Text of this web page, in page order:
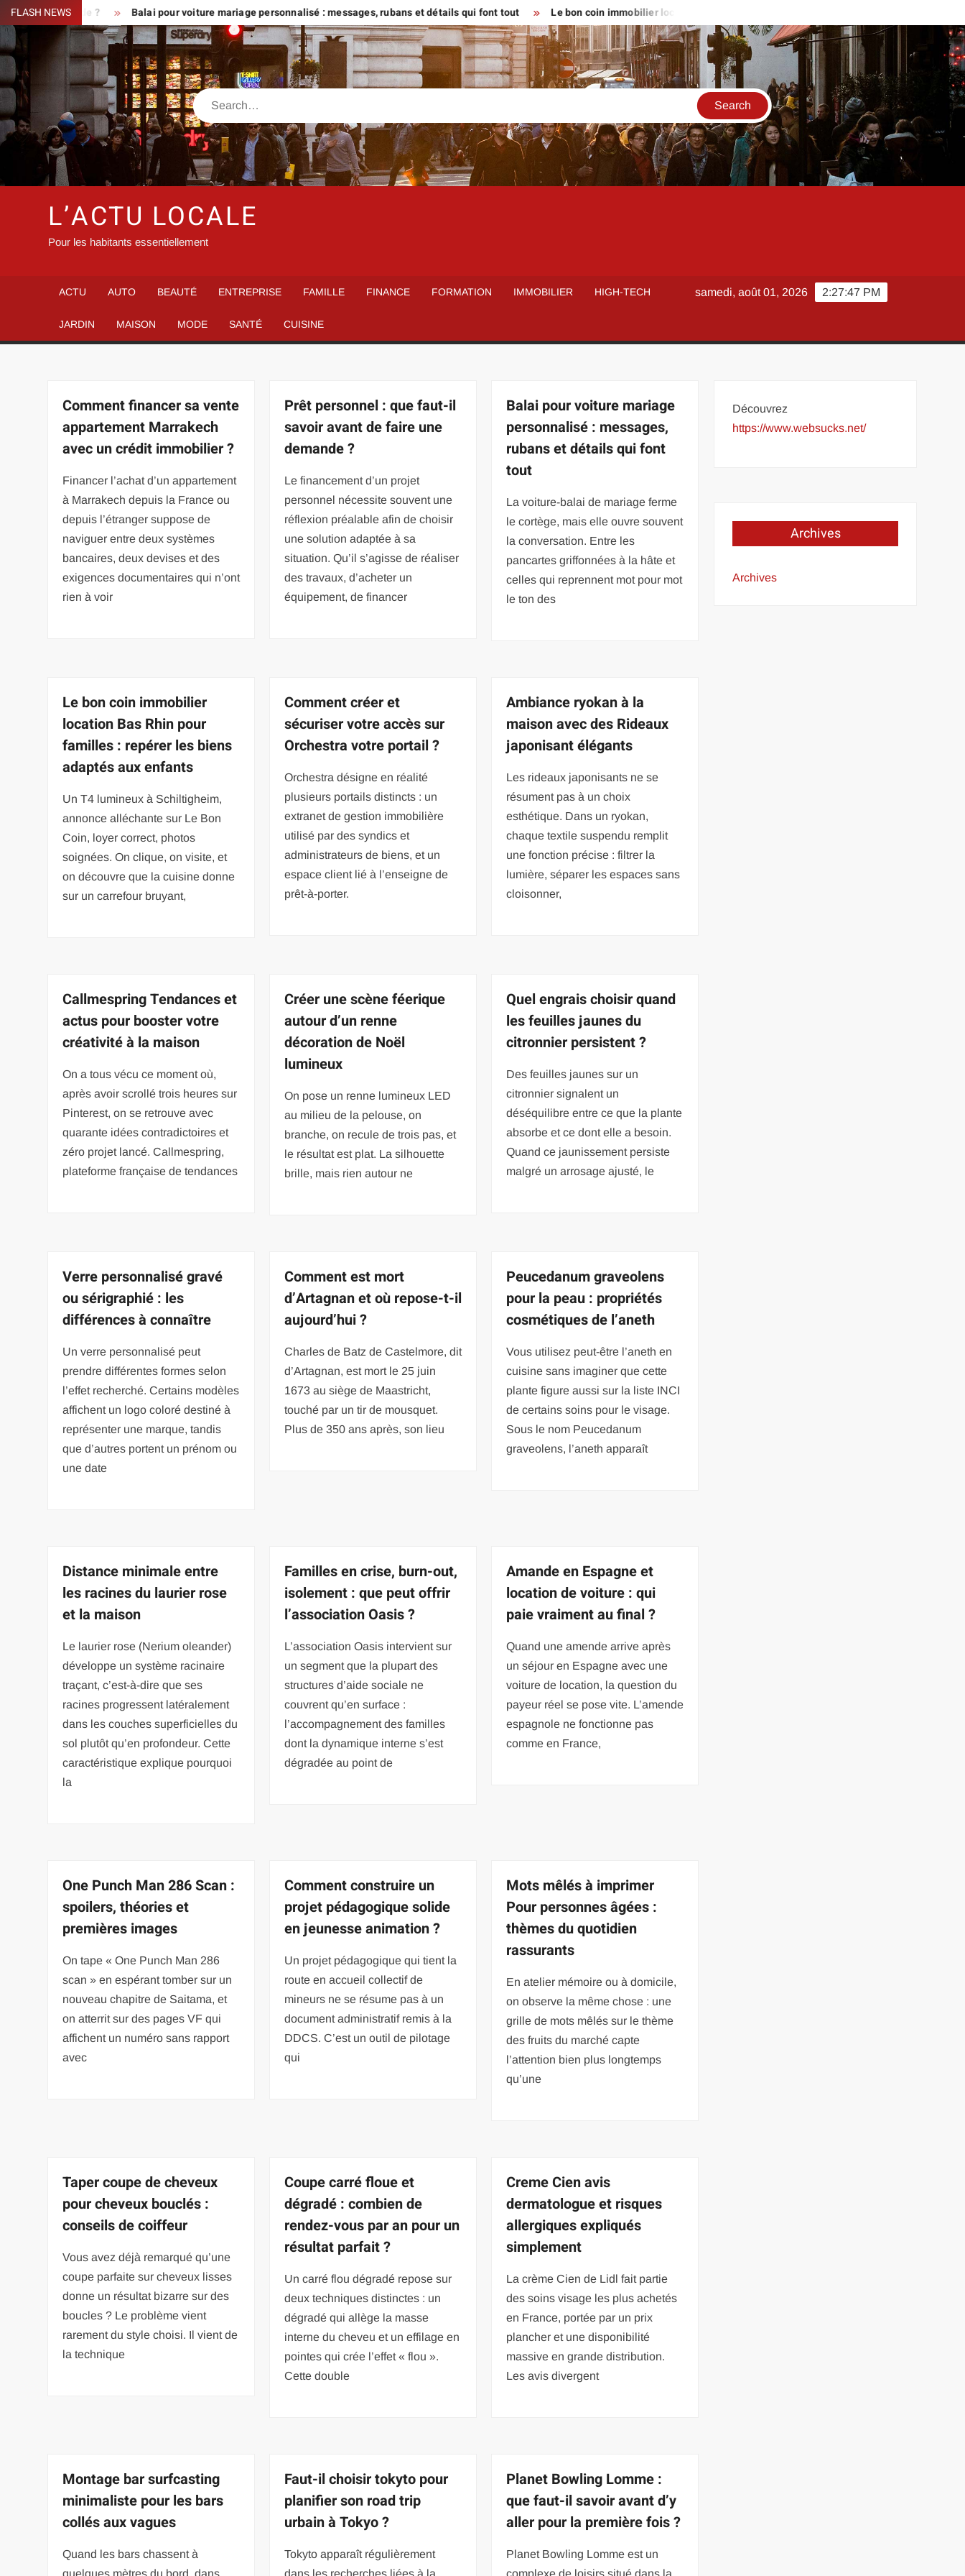
Skip
to
content
FLASH NEWS
demande ? Balai pour voiture mariage personnalisé : messages, rubans et détails qui font tout Le bon coin immobilier location Bas Rhin pour familles : repérer les biens adaptés aux enfants
Search
L’ACTU LOCALE
Pour les habitants essentiellement
ACTU AUTO BEAUTÉ ENTREPRISE FAMILLE FINANCE FORMATION IMMOBILIER HIGH-TECH
JARDIN MAISON MODE SANTÉ CUISINE
2:27:48 PM
samedi, août 01, 2026
Comment financer sa vente
appartement Marrakech
avec un crédit immobilier ?
Financer l’achat d’un appartement
à Marrakech depuis la France ou
depuis l’étranger suppose de
naviguer entre deux systèmes
bancaires, deux devises et des
exigences documentaires qui n’ont
rien à voir
Prêt personnel : que faut-il
savoir avant de faire une
demande ?
Le financement d’un projet
personnel nécessite souvent une
réflexion préalable afin de choisir
une solution adaptée à sa
situation. Qu’il s’agisse de réaliser
des travaux, d’acheter un
équipement, de financer
Balai pour voiture mariage
personnalisé : messages,
rubans et détails qui font
tout
La voiture-balai de mariage ferme
le cortège, mais elle ouvre souvent
la conversation. Entre les
pancartes griffonnées à la hâte et
celles qui reprennent mot pour mot
le ton des
Le bon coin immobilier
location Bas Rhin pour
familles : repérer les biens
adaptés aux enfants
Un T4 lumineux à Schiltigheim,
annonce alléchante sur Le Bon
Coin, loyer correct, photos
soignées. On clique, on visite, et
on découvre que la cuisine donne
sur un carrefour bruyant,
Comment créer et
sécuriser votre accès sur
Orchestra votre portail ?
Orchestra désigne en réalité
plusieurs portails distincts : un
extranet de gestion immobilière
utilisé par des syndics et
administrateurs de biens, et un
espace client lié à l’enseigne de
prêt-à-porter.
Ambiance ryokan à la
maison avec des Rideaux
japonisant élégants
Les rideaux japonisants ne se
résument pas à un choix
esthétique. Dans un ryokan,
chaque textile suspendu remplit
une fonction précise : filtrer la
lumière, séparer les espaces sans
cloisonner,
Callmespring Tendances et
actus pour booster votre
créativité à la maison
On a tous vécu ce moment où,
après avoir scrollé trois heures sur
Pinterest, on se retrouve avec
quarante idées contradictoires et
zéro projet lancé. Callmespring,
plateforme française de tendances
Créer une scène féerique
autour d’un renne
décoration de Noël
lumineux
On pose un renne lumineux LED
au milieu de la pelouse, on
branche, on recule de trois pas, et
le résultat est plat. La silhouette
brille, mais rien autour ne
Quel engrais choisir quand
les feuilles jaunes du
citronnier persistent ?
Des feuilles jaunes sur un
citronnier signalent un
déséquilibre entre ce que la plante
absorbe et ce dont elle a besoin.
Quand ce jaunissement persiste
malgré un arrosage ajusté, le
Verre personnalisé gravé
ou sérigraphié : les
différences à connaître
Un verre personnalisé peut
prendre différentes formes selon
l’effet recherché. Certains modèles
affichent un logo coloré destiné à
représenter une marque, tandis
que d’autres portent un prénom ou
une date
Comment est mort
d’Artagnan et où repose-t-il
aujourd’hui ?
Charles de Batz de Castelmore, dit
d’Artagnan, est mort le 25 juin
1673 au siège de Maastricht,
touché par un tir de mousquet.
Plus de 350 ans après, son lieu
Peucedanum graveolens
pour la peau : propriétés
cosmétiques de l’aneth
Vous utilisez peut-être l’aneth en
cuisine sans imaginer que cette
plante figure aussi sur la liste INCI
de certains soins pour le visage.
Sous le nom Peucedanum
graveolens, l’aneth apparaît
Distance minimale entre
les racines du laurier rose
et la maison
Le laurier rose (Nerium oleander)
développe un système racinaire
traçant, c’est-à-dire que ses
racines progressent latéralement
dans les couches superficielles du
sol plutôt qu’en profondeur. Cette
caractéristique explique pourquoi
la
Familles en crise, burn-out,
isolement : que peut offrir
l’association Oasis ?
L’association Oasis intervient sur
un segment que la plupart des
structures d’aide sociale ne
couvrent qu’en surface :
l’accompagnement des familles
dont la dynamique interne s’est
dégradée au point de
Amande en Espagne et
location de voiture : qui
paie vraiment au final ?
Quand une amende arrive après
un séjour en Espagne avec une
voiture de location, la question du
payeur réel se pose vite. L’amende
espagnole ne fonctionne pas
comme en France,
One Punch Man 286 Scan :
spoilers, théories et
premières images
On tape « One Punch Man 286
scan » en espérant tomber sur un
nouveau chapitre de Saitama, et
on atterrit sur des pages VF qui
affichent un numéro sans rapport
avec
Comment construire un
projet pédagogique solide
en jeunesse animation ?
Un projet pédagogique qui tient la
route en accueil collectif de
mineurs ne se résume pas à un
document administratif remis à la
DDCS. C’est un outil de pilotage
qui
Mots mêlés à imprimer
Pour personnes âgées :
thèmes du quotidien
rassurants
En atelier mémoire ou à domicile,
on observe la même chose : une
grille de mots mêlés sur le thème
des fruits du marché capte
l’attention bien plus longtemps
qu’une
Taper coupe de cheveux
pour cheveux bouclés :
conseils de coiffeur
Vous avez déjà remarqué qu’une
coupe parfaite sur cheveux lisses
donne un résultat bizarre sur des
boucles ? Le problème vient
rarement du style choisi. Il vient de
la technique
Coupe carré floue et
dégradé : combien de
rendez-vous par an pour un
résultat parfait ?
Un carré flou dégradé repose sur
deux techniques distinctes : un
dégradé qui allège la masse
interne du cheveu et un effilage en
pointes qui crée l’effet « flou ».
Cette double
Creme Cien avis
dermatologue et risques
allergiques expliqués
simplement
La crème Cien de Lidl fait partie
des soins visage les plus achetés
en France, portée par un prix
plancher et une disponibilité
massive en grande distribution.
Les avis divergent
Montage bar surfcasting
minimaliste pour les bars
collés aux vagues
Quand les bars chassent à
quelques mètres du bord, dans
Faut-il choisir tokyto pour
planifier son road trip
urbain à Tokyo ?
Tokyto apparaît régulièrement
dans les recherches liées à la
Planet Bowling Lomme :
que faut-il savoir avant d’y
aller pour la première fois ?
Planet Bowling Lomme est un
complexe de loisirs situé dans la
Découvrez
https://www.websucks.net/
Archives
Archives